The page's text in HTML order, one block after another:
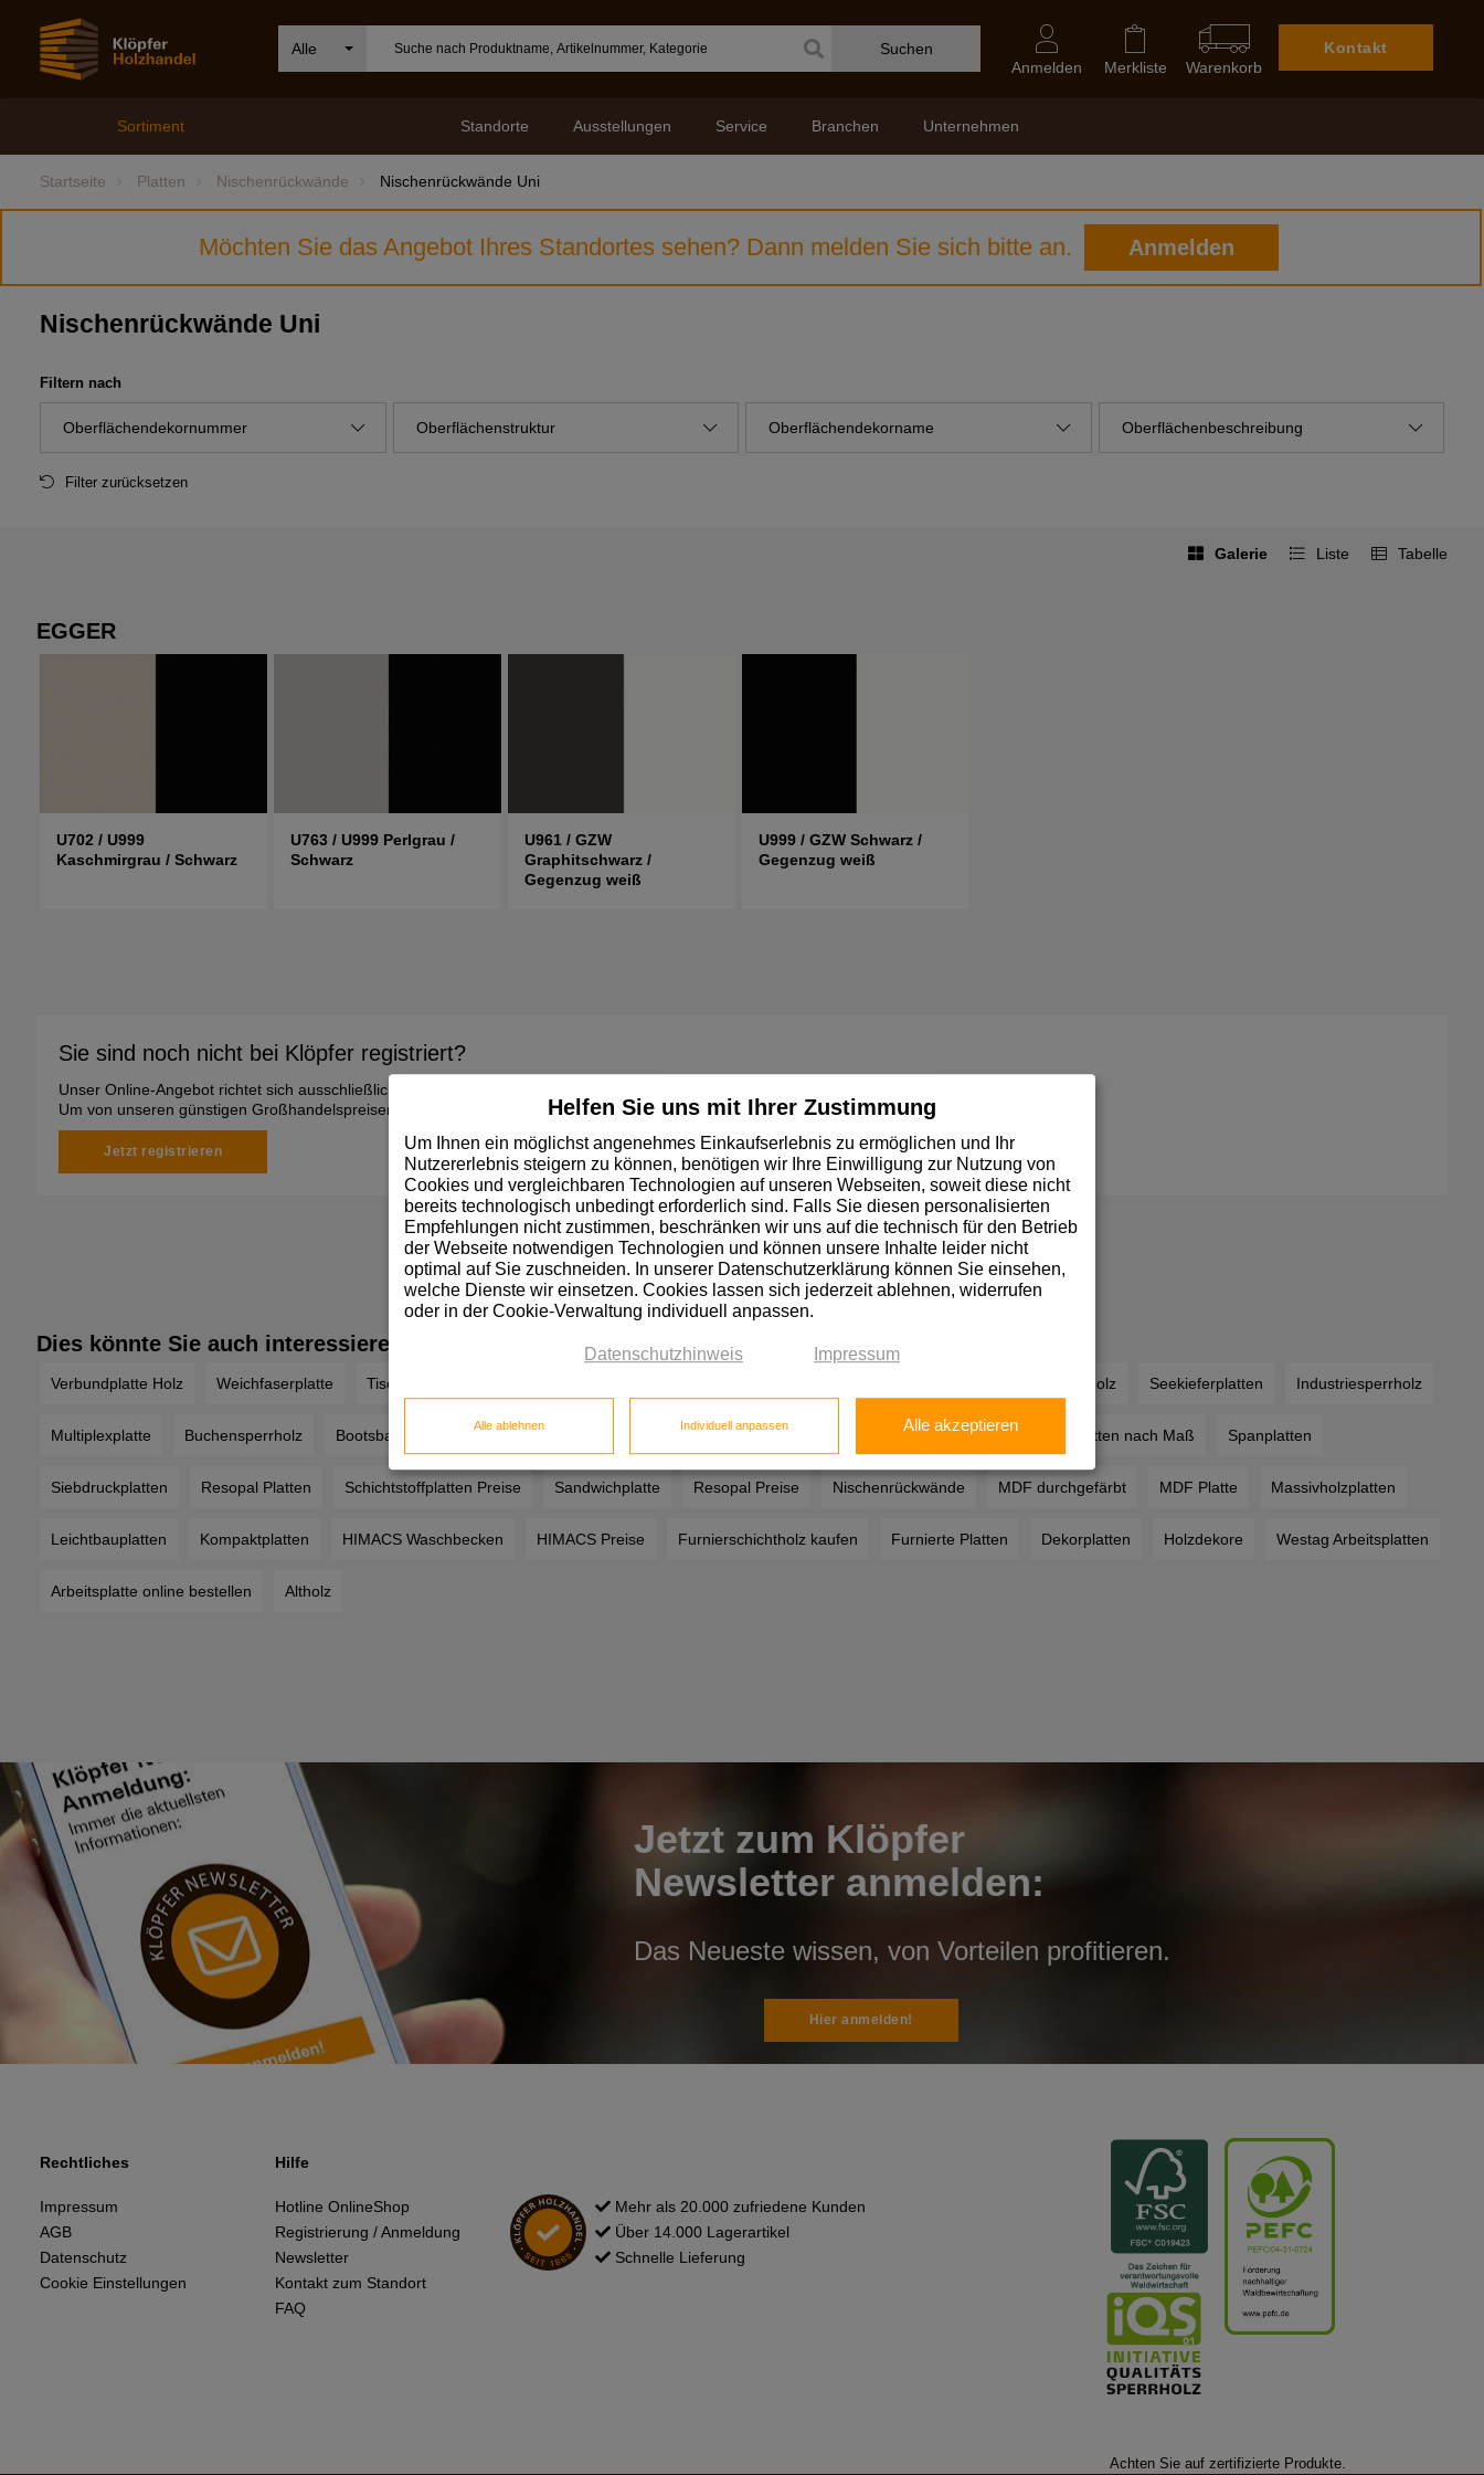
Alle Suchen
Kontakt
Warenkorb
Merkliste
Anmelden
Unternehmen
Branchen
Service
Ausstellungen
Standorte
Sortiment
Startseite Platten Nischenrückwände Nischenrückwände Uni
Möchten Sie das Angebot Ihres Standortes sehen? Dann melden Sie sich bitte an. Anmelden
Nischenrückwände Uni
Filtern nach
Oberflächendekornummer Oberflächenstruktur Oberflächendekorname Oberflächenbeschreibung
Filter zurücksetzen
Galerie Liste Tabelle
EGGER
U702 / U999
Kaschmirgrau / Schwarz
U763 / U999 Perlgrau /
Schwarz
U961 / GZW
Graphitschwarz /
Gegenzug weiß
U999 / GZW Schwarz /
Gegenzug weiß
Sie sind noch nicht bei Klöpfer registriert?
Unser Online-Angebot richtet sich ausschließlich an gewerbliche Kunden.
Um von unseren günstigen Großhandelspreisen zu profitieren, müssen Sie sich zunächst registrieren.
Jetzt registrieren
Dies könnte Sie auch interessieren
Verbundplatte Holz Weichfaserplatte Tischlerplatte weiß beschichtet Pappelsperrholz Seekieferplatten Industriesperrholz
Multiplexplatte Buchensperrholz Bootsbausperrholz Preis Birkensperrholz Biegesperrholz Pappelsperrholz Furnierte Spanplatten nach Maß Spanplatten
Siebdruckplatten Resopal Platten Schichtstoffplatten Preise Sandwichplatte Resopal Preise Nischenrückwände MDF durchgefärbt MDF Platte Massivholzplatten
Leichtbauplatten Kompaktplatten HIMACS Waschbecken HIMACS Preise Furnierschichtholz kaufen Furnierte Platten Dekorplatten Holzdekore Westag Arbeitsplatten
Arbeitsplatte online bestellen Altholz
Jetzt zum Klöpfer
Newsletter anmelden:
Das Neueste wissen, von Vorteilen profitieren.
Hier anmelden!
Rechtliches
Impressum
AGB
Datenschutz
Cookie Einstellungen
Hilfe
Hotline OnlineShop
Registrierung / Anmeldung
Newsletter
Kontakt zum Standort
FAQ
Mehr als 20.000 zufriedene Kunden
Über 14.000 Lagerartikel
Schnelle Lieferung
Achten Sie auf zertifizierte Produkte.
Helfen Sie uns mit Ihrer Zustimmung
Um Ihnen ein möglichst angenehmes Einkaufserlebnis zu ermöglichen und Ihr
Nutzererlebnis steigern zu können, benötigen wir Ihre Einwilligung zur Nutzung von
Cookies und vergleichbaren Technologien auf unseren Webseiten, soweit diese nicht
bereits technologisch unbedingt erforderlich sind. Falls Sie diesen personalisierten
Empfehlungen nicht zustimmen, beschränken wir uns auf die technisch für den Betrieb
der Webseite notwendigen Technologien und können unsere Inhalte leider nicht
optimal auf Sie zuschneiden. In unserer Datenschutzerklärung können Sie einsehen,
welche Dienste wir einsetzen. Cookies lassen sich jederzeit ablehnen, widerrufen
oder in der Cookie-Verwaltung individuell anpassen.
Datenschutzhinweis Impressum
Alle ablehnen Individuell anpassen Alle akzeptieren